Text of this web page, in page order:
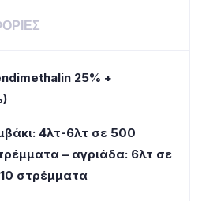
25% +
4λτ-6λτ σε 500
– αγριάδα: 6λτ σε
στρέμματα